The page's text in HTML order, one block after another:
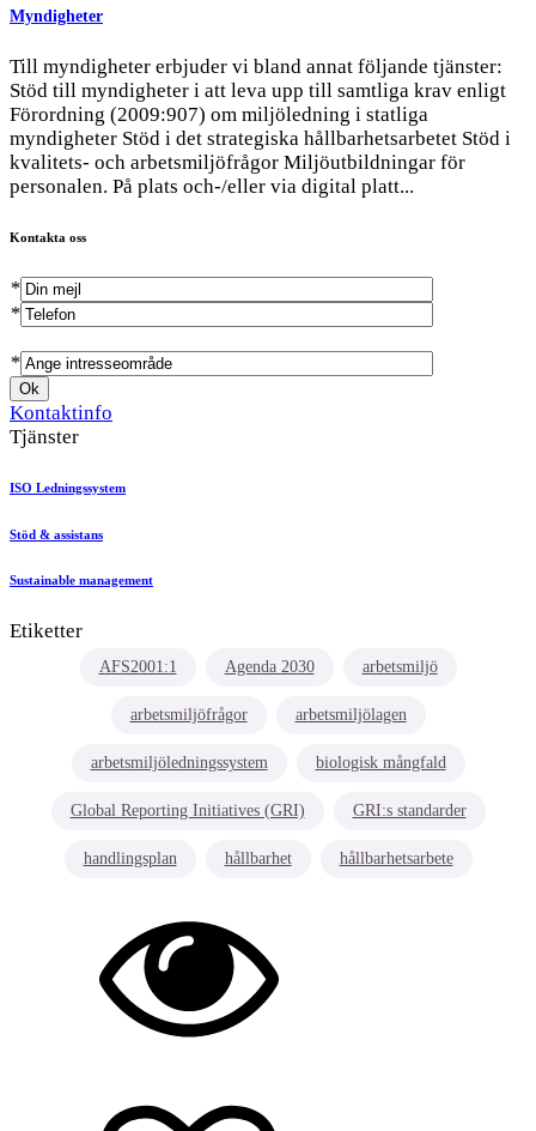
Myndigheter
Till myndigheter erbjuder vi bland annat följande tjänster:
Stöd till myndigheter i att leva upp till samtliga krav enligt
Förordning (2009:907) om miljöledning i statliga
myndigheter Stöd i det strategiska hållbarhetsarbetet Stöd i
kvalitets- och arbetsmiljöfrågor Miljöutbildningar för
personalen. På plats och-/eller via digital platt...
Kontakta oss
*
*
*
Kontaktinfo
Tjänster
ISO Ledningssystem
Stöd & assistans
Sustainable management
Etiketter
AFS2001:1 Agenda 2030 arbetsmiljö
arbetsmiljöfrågor arbetsmiljölagen
arbetsmiljöledningssystem biologisk mångfald
Global Reporting Initiatives (GRI) GRI:s standarder
handlingsplan hållbarhet hållbarhetsarbete